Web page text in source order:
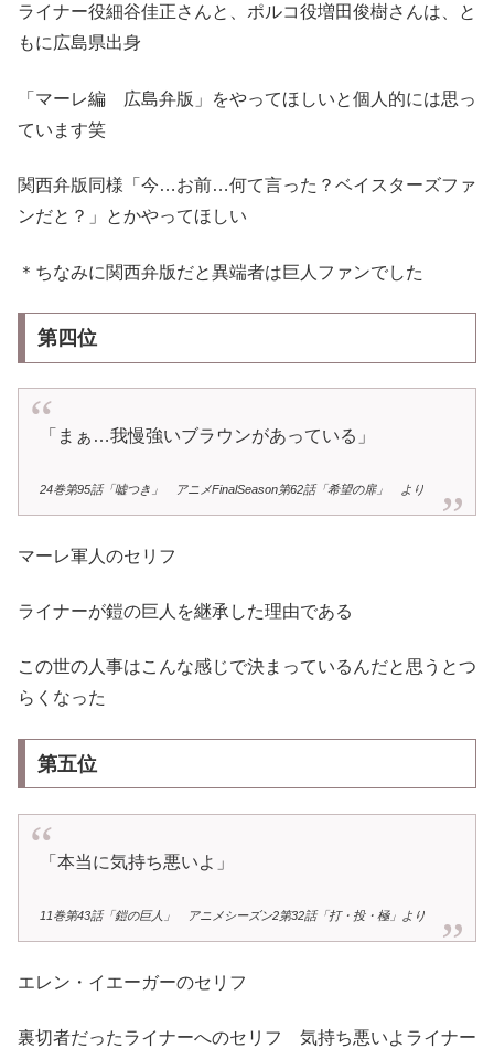
ライナー役細谷佳正さんと、ポルコ役増田俊樹さんは、と
もに広島県出身
「マーレ編 広島弁版」をやってほしいと個人的には思っ
ています笑
関西弁版同様「今…お前…何て言った？ベイスターズファ
ンだと？」とかやってほしい
＊ちなみに関西弁版だと異端者は巨人ファンでした
第四位
「まぁ…我慢強いブラウンがあっている」
24巻第95話「嘘つき」 アニメFinalSeason第62話「希望の扉」 より
マーレ軍人のセリフ
ライナーが鎧の巨人を継承した理由である
この世の人事はこんな感じで決まっているんだと思うとつ
らくなった
第五位
「本当に気持ち悪いよ」
11巻第43話「鎧の巨人」 アニメシーズン2第32話「打・投・極」より
エレン・イエーガーのセリフ
裏切者だったライナーへのセリフ 気持ち悪いよライナー